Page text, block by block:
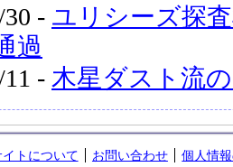
- ユリシーズ探
過
- 木星ダスト流
イトについて お問い合わせ
個人情